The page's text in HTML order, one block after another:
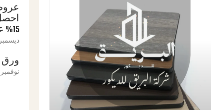
15% على جميع منتجاتنا!
ديسمبر 13, 2024
ورق
نوفمبر 23, 2024